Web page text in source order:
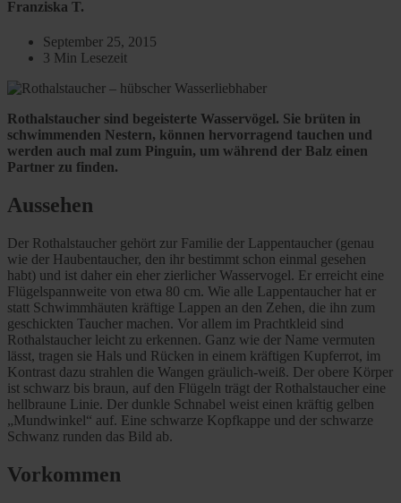
Franziska T.
September 25, 2015
3 Min Lesezeit
Rothalstaucher sind begeisterte Wasservögel. Sie brüten in
schwimmenden Nestern, können hervorragend tauchen und
werden auch mal zum Pinguin, um während der Balz einen
Partner zu finden.
Aussehen
Der Rothalstaucher gehört zur Familie der Lappentaucher (genau
wie der Haubentaucher, den ihr bestimmt schon einmal gesehen
habt) und ist daher ein eher zierlicher Wasservogel. Er erreicht eine
Flügelspannweite von etwa 80 cm. Wie alle Lappentaucher hat er
statt Schwimmhäuten kräftige Lappen an den Zehen, die ihn zum
geschickten Taucher machen. Vor allem im Prachtkleid sind
Rothalstaucher leicht zu erkennen. Ganz wie der Name vermuten
lässt, tragen sie Hals und Rücken in einem kräftigen Kupferrot, im
Kontrast dazu strahlen die Wangen gräulich-weiß. Der obere Körper
ist schwarz bis braun, auf den Flügeln trägt der Rothalstaucher eine
hellbraune Linie. Der dunkle Schnabel weist einen kräftig gelben
„Mundwinkel“ auf. Eine schwarze Kopfkappe und der schwarze
Schwanz runden das Bild ab.
Vorkommen